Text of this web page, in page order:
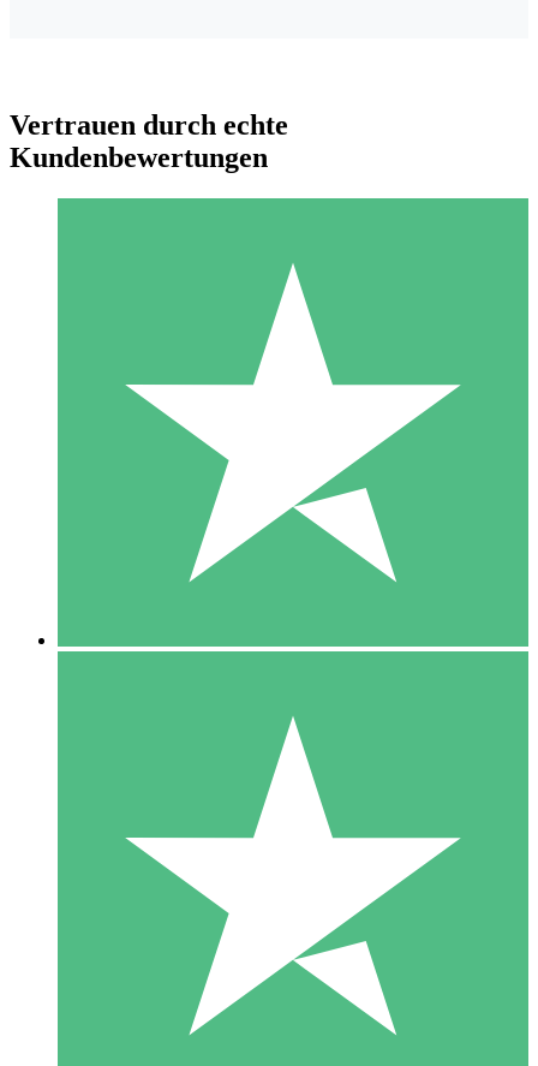
Individuelle Credit-Pakete
Zahlen Sie nach Bedarf mit Download-Credits. Keine
monatliche Verpflichtung erforderlich.
10 00
10 Downloads
20 00
Vertrauen durch echte
Kundenbewertungen